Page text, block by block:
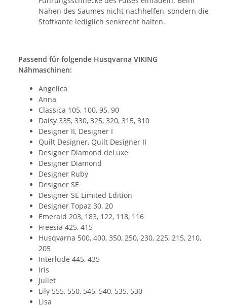
Nähen des Saumes nicht nachhelfen, sondern die
Stoffkante lediglich senkrecht halten.
Passend für folgende Husqvarna VIKING
Nähmaschinen:
Angelica
Anna
Classica 105, 100, 95, 90
Daisy 335, 330, 325, 320, 315, 310
Designer II, Designer I
Quilt Designer, Quilt Designer II
Designer Diamond deLuxe
Designer Diamond
Designer Ruby
Designer SE
Designer SE Limited Edition
Designer Topaz 30, 20
Emerald 203, 183, 122, 118, 116
Freesia 425, 415
Husqvarna 500, 400, 350, 250, 230, 225, 215, 210,
205
Interlude 445, 435
Iris
Juliet
Lily 555, 550, 545, 540, 535, 530
Lisa